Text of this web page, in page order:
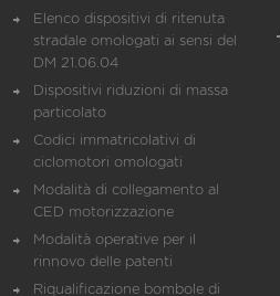
Elenco dispositivi di ritenuta
stradale omologati ai sensi del
DM 21.06.04
Dispositivi riduzioni di massa
particolato
Codici immatricolativi di
ciclomotori omologati
Modalità di collegamento al
CED motorizzazione
Modalità operative per il
rinnovo delle patenti
Riqualificazione bombole di